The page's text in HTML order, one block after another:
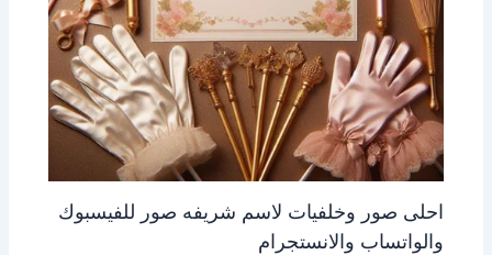
احلى صور وخلفيات لاسم شريفه صور للفيسبوك
والواتساب والانستجرام